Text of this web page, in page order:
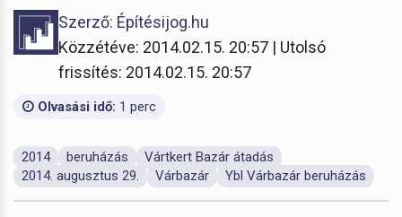
Szerző: Építésijog.hu
Közzétéve: 2014.02.15. 20:57 | Utolsó
frissítés: 2014.02.15. 20:57
Olvasási idő: 1 perc
2014 beruházás
Vártkert Bazár átadás
2014. augusztus 29.
Várbazár Ybl Várbazár beruházás